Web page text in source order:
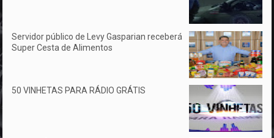
Servidor público de Levy Gasparian receberá
Super Cesta de Alimentos
50 VINHETAS PARA RÁDIO GRÁTIS